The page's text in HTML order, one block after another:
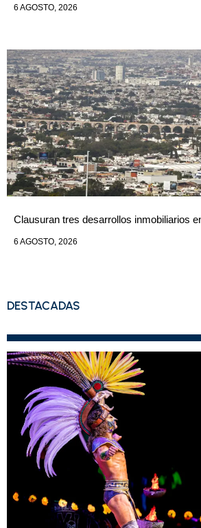
6 AGOSTO, 2026
Clausuran tres desarrollos inmobiliarios
6 AGOSTO, 2026
DESTACADAS